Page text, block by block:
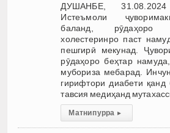
ДУШАНБЕ, 31.08.2024
Истеъмоли
баланд, рӯдаҳоро
холестеринро паст
пешгирӣ мекунад.
рӯдаҳоро беҳтар
мубориза мебарад.
гирифтори диабети қанд
тавсия медиҳанд
Матни пурра ▸